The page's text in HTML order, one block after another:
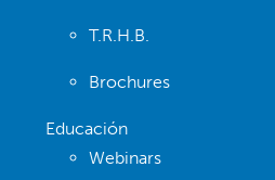
T.R.H.B.
Brochures
Educación
Webinars